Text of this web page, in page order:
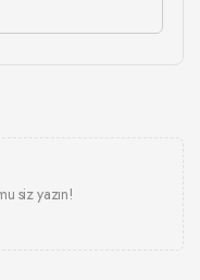
siz yazın!